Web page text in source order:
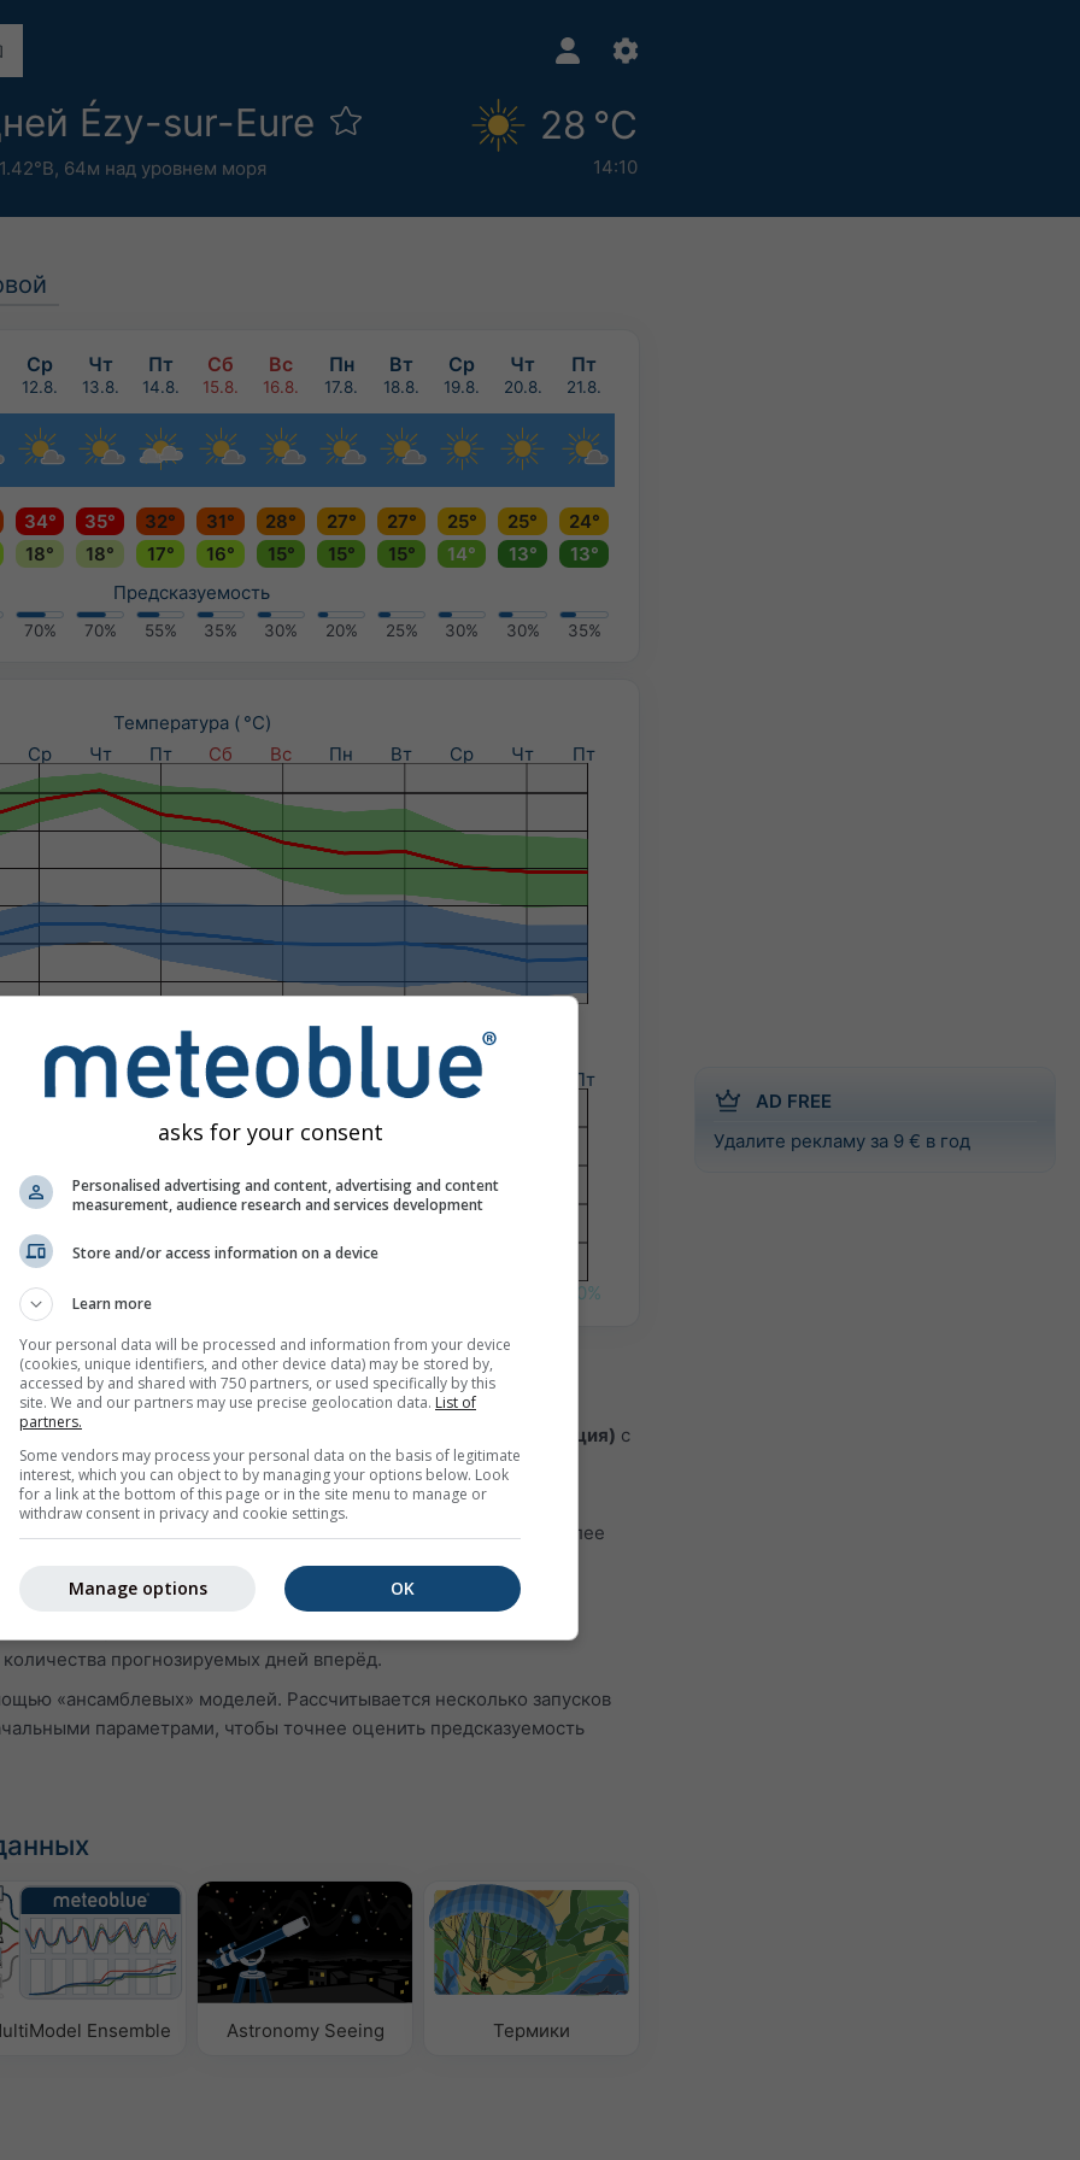
Ézy-sur-Eure
64м над уровнем моря
28 °C
14:10
AD FREE
Удалите рекламу за 9 € в год
Ср Чт Пт Сб Вс Пн Вт Ср Чт Пт
12.8. 13.8. 14.8. 15.8. 16.8. 17.8. 18.8. 19.8. 20.8. 21.8.
34° 35° 32° 31° 28° 27° 27° 25° 25°
24°
18° 18° 17° 16° 15° 15° 15° 14° 13°
13°
Предсказуемость
70% 70% 55% 35% 30% 20% 25% 30% 30% 35%
Температура ( °C)
Ср Чт Пт Сб Вс Пн Вт Ср Чт Пт
Осадки (мм) / Вероятность осадков (%)
Пт Сб Вс Пн Вт Ср Пт
5% 10%
тенденцию погоды для Ézy-sur-Eure (Нормандия, Франция) с
минимальными и максимальными температурами,
осадков.
на графике температуры. Чем сильнее колебания, тем более
Жирная линия представляет наиболее вероятную
отображаются в виде «T». Эти неопределённости обычно
прогнозируемых дней вперёд.
«ансамблевых» моделей. Рассчитывается несколько запусков
параметрами, чтобы точнее оценить предсказуемость
Ensemble Astronomy Seeing Термики
asks for your consent
Personalised advertising and content, advertising and content
measurement, audience research and services development
Store and/or access information on a device
Learn more
Your personal data will be processed and information from your device
(cookies, unique identifiers, and other device data) may be stored by,
accessed by and shared with 750 partners, or used specifically by this
site. We and our partners may use precise geolocation data. List of
partners.
Some vendors may process your personal data on the basis of legitimate
interest, which you can object to by managing your options below. Look
for a link at the bottom of this page or in the site menu to manage or
withdraw consent in privacy and cookie settings.
OK
Manage options